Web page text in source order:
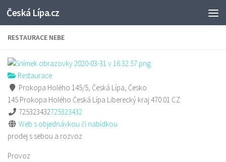
Skip to content
Česká Lípa.cz
RESTAURACE NEBE
Restaurace
Prokopa Holého 145/5, Česká Lípa, Česko
145 Prokopa Holého Česká Lípa Liberecký kraj470 01 CZ
725323432725323432
Web s objednávkou či nabídkou
prodej s sebou a rozvoz
Provoz